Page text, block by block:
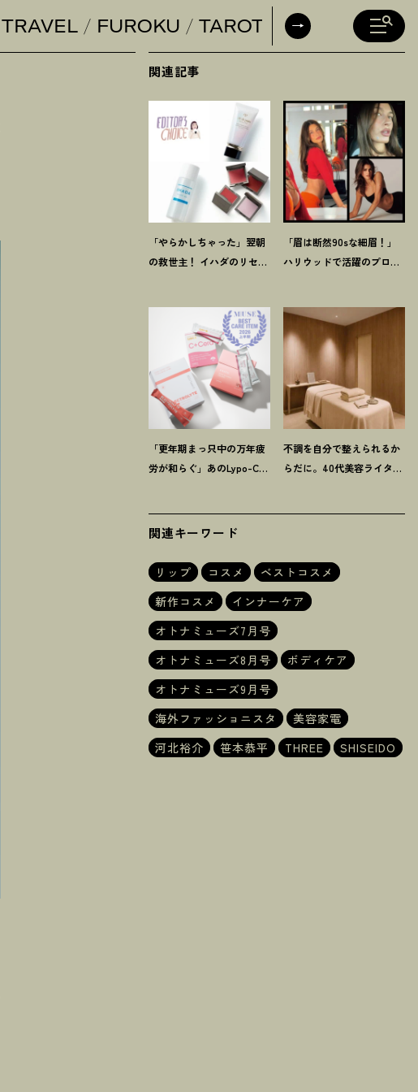
TRAVEL FUROKU TAROT DAILY
関連記事
「やらかしちゃった」翌朝
の救世主 ！ イハダのリセッ
「眉は断然90sな細眉 ！ 」
ハリウッドで活躍のプロに
「更年期まっ只中の万年疲
労が和らぐ」あのLypo-C新
不調を自分で整えられるか
らだに。40代美容ライター
関連キーワード
リップ コスメ
ベストコスメ
新作コスメ
インナーケア
オトナミューズ7月号
オトナミューズ8月号
ボディケア
オトナミューズ9月号
海外ファッショニスタ
美容家電
河北裕介
笹本恭平 THREE SHISEIDO